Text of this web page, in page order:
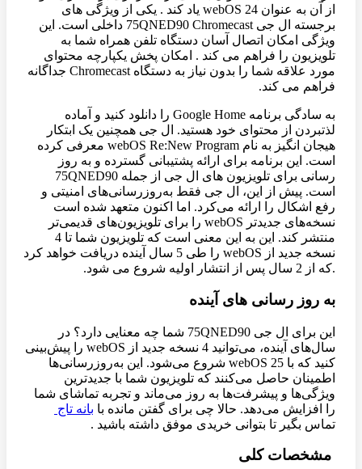
از آن به عنوان webOS 24 یاد کند . یکی از ویژگی های
برجسته ال جی 75QNED90 Chromecast داخلی است. این
ویژگی امکان اتصال آسان دستگاه تلفن همراه شما به
تلویزیون را فراهم می کند . امکان پخش یکپارچه محتوای
مورد علاقه شما را بدون نیاز به دستگاه Chromecast جداگانه
فراهم می کند.
به سادگی برنامه Google Home را دانلود کنید و آماده
لذتبردن از محتوای خود هستید. ال جی همچنین یک ابتکار
هیجان انگیز به نام webOS Re:New Program معرفی کرده
است. این برنامه برای ارائه پشتیبانی گسترده و به روز
رسانی برای تلویزیون های ال جی از جمله 75QNED90
است. پیش از این، ال جی فقط به‌روزرسانی‌های امنیتی و
رفع اشکال را ارائه می‌کرد. اما اکنون متعهد شده است
نسخه‌های جدیدتر webOS را برای تلویزیون‌های قدیمی‌تر
منتشر کند. این به این معنی است که تلویزیون شما تا 4
نسخه جدید از webOS را طی 5 سال آینده دریافت خواهد کرد
.که از 2 سال پس از انتشار اولیه شروع می شود.
به روز رسانی های آینده
این برای ال جی 75QNED90 شما چه معنایی دارد؟ در
سال‌های آینده، می‌توانید 4 نسخه جدید از webOS را پیش‌بینی
کنید که با webOS 25 شروع می‌شود. این به‌روزرسانی‌ها
اطمینان حاصل می‌کنند که تلویزیون شما با جدیدترین
ویژگی‌ها و پیشرفت‌ها به روز می‌ماند و تجربه تماشای شما
را افزایش می‌دهد. حالا چی برای گفتن مانده با بانه تاج
تماس بگیر تا بتوانی خریدی موفق داشته باشید .
مشخصات کلی